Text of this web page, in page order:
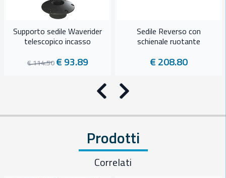
Supporto sedile Waverider
telescopico incasso
€ 114.50€ 93.89
Sedile Reverso con
schienale ruotante
€ 208.80
Precedente
Successivo
Prodotti
Correlati